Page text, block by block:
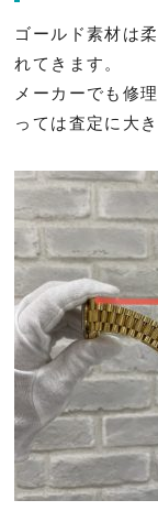
ゴールド素材は
れてきます。
メーカーでも修
っては査定に大